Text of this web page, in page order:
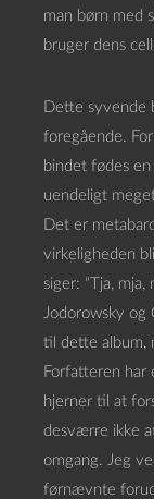
man børn med
bruger dens
Dette syvende
foregående.
bindet fødes
uendeligt
Det er
virkeligheden
siger: “Tja,
Jodorowsky og
til dette album,
Forfatteren har
hjerner til at
desværre ikke
omgang. Jeg
førnævnte